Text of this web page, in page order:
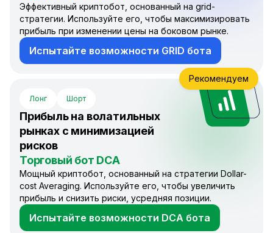
Эффективный криптобот, основанный на grid-
стратегии. Используйте его, чтобы максимизировать
прибыль при изменении цены на боковом рынке.
Испытайте возможности GRID бота
Лонг Шорт
Прибыль на волатильных
рынках с минимизацией
рисков
Торговый бот DCA
Мощный криптобот, основанный на стратегии Dollar-
cost Averaging. Используйте его, чтобы увеличить
прибыль и снизить риски, усредняя позиции.
Испытайте возможности DCA бота
Рекомендуем